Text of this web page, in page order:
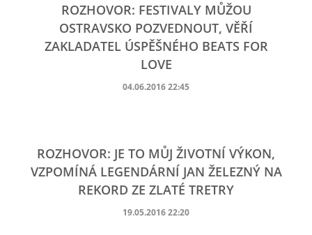
ROZHOVOR: FESTIVALY MŮŽOU
OSTRAVSKO POZVEDNOUT, VĚŘÍ
ZAKLADATEL ÚSPĚŠNÉHO BEATS FOR
LOVE
04.06.2016 22:45
ROZHOVOR: JE TO MŮJ ŽIVOTNÍ VÝKON,
VZPOMÍNÁ LEGENDÁRNÍ JAN ŽELEZNÝ NA
REKORD ZE ZLATÉ TRETRY
19.05.2016 22:20